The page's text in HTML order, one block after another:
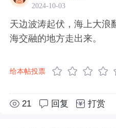
2024-10-03
天边波涛起伏，海上大浪
海交融的地方走出来。
给本帖投票
21 回复 打赏